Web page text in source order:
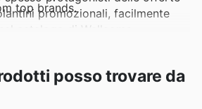
promozionali, facilmente
catalogo di Wellcome.
top brands.
posso trovare da